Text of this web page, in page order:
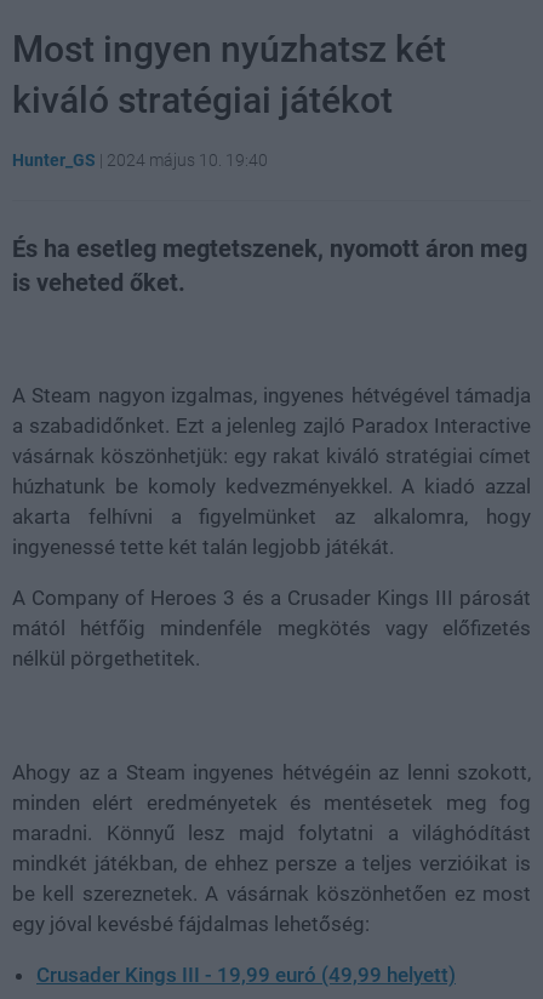
Most ingyen nyúzhatsz két
kiváló stratégiai játékot
Hunter_GS | 2024 május 10. 19:40
És ha esetleg megtetszenek, nyomott áron meg
is veheted őket.
A Steam nagyon izgalmas, ingyenes hétvégével támadja
a szabadidőnket. Ezt a jelenleg zajló Paradox Interactive
vásárnak köszönhetjük: egy rakat kiváló stratégiai címet
húzhatunk be komoly kedvezményekkel. A kiadó azzal
akarta felhívni a figyelmünket az alkalomra, hogy
ingyenessé tette két talán legjobb játékát.
A Company of Heroes 3 és a Crusader Kings III párosát
mától hétfőig mindenféle megkötés vagy előfizetés
nélkül pörgethetitek.
Ahogy az a Steam ingyenes hétvégéin az lenni szokott,
minden elért eredményetek és mentésetek meg fog
maradni. Könnyű lesz majd folytatni a világhódítást
mindkét játékban, de ehhez persze a teljes verzióikat is
be kell szereznetek. A vásárnak köszönhetően ez most
egy jóval kevésbé fájdalmas lehetőség:
Crusader Kings III - 19,99 euró (49,99 helyett)